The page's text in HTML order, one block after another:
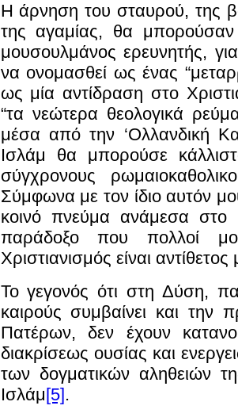
Η άρνηση του σταυρού, της
της αγαμίας, θα μπορούσαν
μουσουλμάνος ερευνητής,
να ονομασθεί ως ένας
ως μία αντίδραση στο
“τα νεώτερα θεολογικά
μέσα από την ‘Ολλανδική
Ισλάμ θα μπορούσε
σύγχρονους
Σύμφωνα με τον ίδιο αυτόν
κοινό πνεύμα ανάμεσα στο
παράδοξο που πολλοί
Χριστιανισμός είναι
Το γεγονός ότι στη Δύση,
καιρούς συμβαίνει και την
Πατέρων, δεν έχουν
διακρίσεως ουσίας και
των δογματικών αληθειών
Ισλάμ[5].